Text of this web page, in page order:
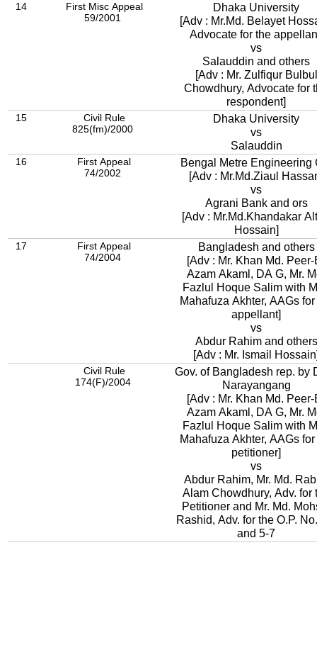
14
First Misc Appeal
59/2001
Dhaka University
[Adv : Mr.Md. Belayet
Advocate for the
vs
Salauddin and others
[Adv : Mr. Zulfiqur Bulbul
Chowdhury, Advocate for
respondent]
15
Civil Rule
825(fm)/2000
Dhaka University
vs
Salauddin
16
First Appeal
74/2002
Bengal Metre Engineering
[Adv : Mr.Md.Ziaul
vs
Agrani Bank and ors
[Adv : Mr.Md.Khandakar
Hossain]
17
First Appeal
74/2004
Bangladesh and others
[Adv : Mr. Khan Md. Peer-
Azam Akaml, DA G, Mr.
Fazlul Hoque Salim with
Mahafuza Akhter, AAGs for the
appellant]
vs
Abdur Rahim and others
[Adv : Mr. Ismail
Civil Rule
174(F)/2004
Gov. of Bangladesh rep. by
Narayangang
[Adv : Mr. Khan Md. Peer-
Azam Akaml, DA G, Mr.
Fazlul Hoque Salim with
Mahafuza Akhter, AAGs for
petitioner]
vs
Abdur Rahim, Mr. Md.
Alam Chowdhury, Adv. for
Petitioner and Mr. Md.
Rashid, Adv. for the O.P.
and 5-7